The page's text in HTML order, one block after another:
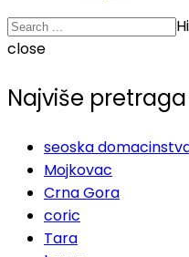
close
Najviše pretraga
seoska
Mojkovac
Crna Gora
coric
Tara